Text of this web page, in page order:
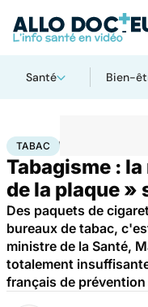
Santé Bien-
AccueilSanté
TABAC
Tabagisme :
de la plaque »
Des paquets de
bureaux de tabac,
ministre de la Santé,
totalement
français de